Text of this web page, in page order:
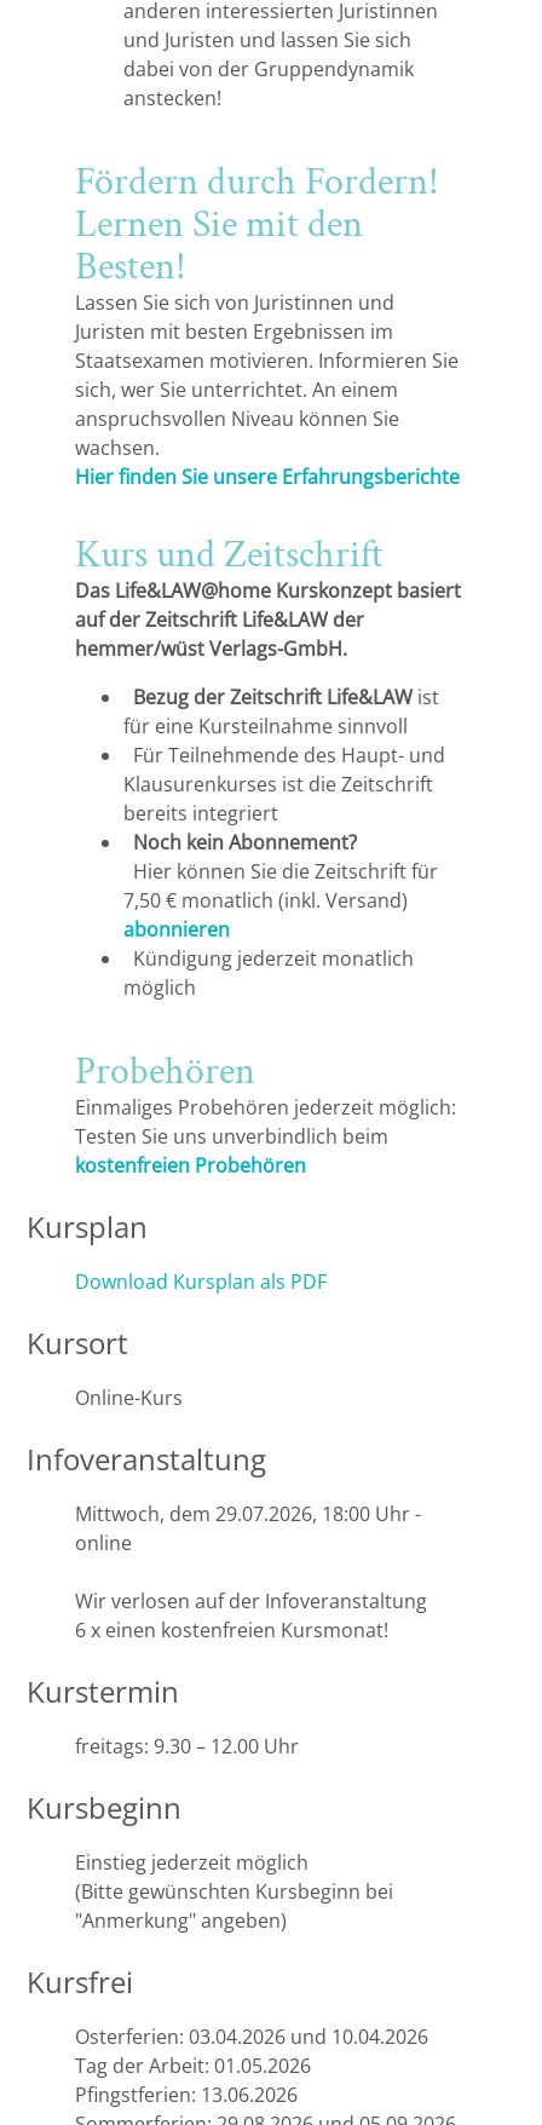
anderen interessierten Juristinnen
und Juristen und lassen Sie sich
dabei von der Gruppendynamik
anstecken!
Fördern durch Fordern!
Lernen Sie mit den
Besten!
Lassen Sie sich von Juristinnen und
Juristen mit besten Ergebnissen im
Staatsexamen motivieren. Informieren Sie
sich, wer Sie unterrichtet. An einem
anspruchsvollen Niveau können Sie
wachsen.
Hier finden Sie unsere Erfahrungsberichte
Kurs und Zeitschrift
Das Life&LAW@home Kurskonzept basiert
auf der Zeitschrift Life&LAW der
hemmer/wüst Verlags-GmbH.
Bezug der Zeitschrift Life&LAWist
für eine Kursteilnahme sinnvoll
Für Teilnehmende des Haupt- und
Klausurenkurses ist die Zeitschrift
bereits integriert
Noch kein Abonnement?
Hier können Sie die Zeitschrift für
7,50 € monatlich (inkl. Versand)
abonnieren
Kündigung jederzeit monatlich
möglich
Probehören
Einmaliges Probehören jederzeit möglich:
Testen Sie uns unverbindlich beim
kostenfreien Probehören
Kursplan
Download Kursplan als PDF
Kursort
Online-Kurs
Infoveranstaltung
Mittwoch, dem 29.07.2026, 18:00 Uhr -
online
Wir verlosen auf der Infoveranstaltung
6 x einen kostenfreien Kursmonat!
Kurstermin
freitags: 9.30 – 12.00 Uhr
Kursbeginn
Einstieg jederzeit möglich
(Bitte gewünschten Kursbeginn bei
"Anmerkung" angeben)
Kursfrei
Osterferien: 03.04.2026 und 10.04.2026
Tag der Arbeit: 01.05.2026
Pfingstferien: 13.06.2026